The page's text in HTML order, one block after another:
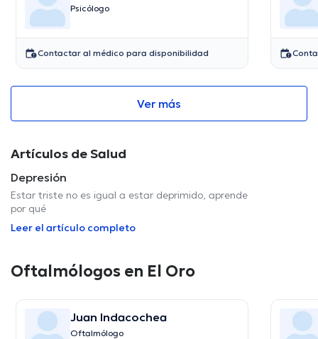
Psicólogo
Contactar al médico para disponibilidad
Ver más
Artículos de Salud
Depresión
Estar triste no es igual a estar deprimido, aprende
por qué
Leer el artículo completo
Oftalmólogos en El Oro
Juan Indacochea
Oftalmólogo